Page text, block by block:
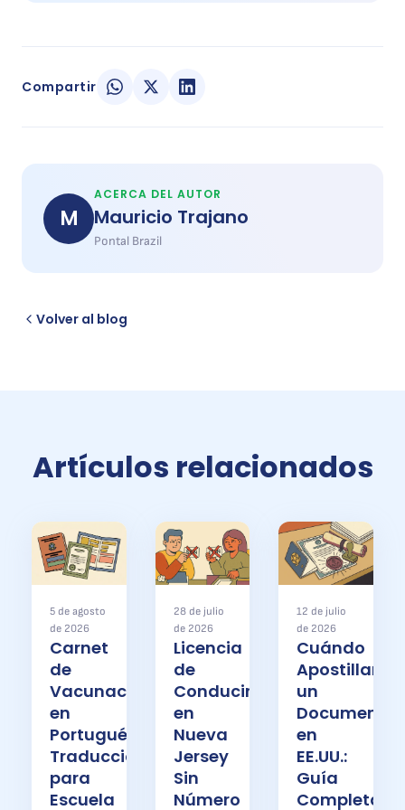
Compartir
M
ACERCA DEL AUTOR
Mauricio Trajano
Pontal Brazil
Volver al blog
Artículos relacionados
5 de agosto
de 2026
Carnet
de
Vacunación
en
Portugués:
Traducción
para
Escuela
28 de julio
de 2026
Licencia
de
Conducir
en
Nueva
Jersey
Sin
Número
12 de julio
de 2026
Cuándo
Apostillar
un
Documento
en
EE.UU.:
Guía
Completa